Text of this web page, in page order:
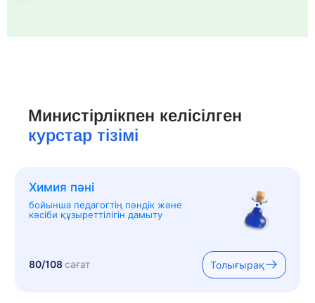
Министірлікпен келісілген
курстар тізімі
Химия пәні
бойынша педагогтің пәндік және
кәсіби құзыреттілігін дамыту
80/108сағат Толығырақ